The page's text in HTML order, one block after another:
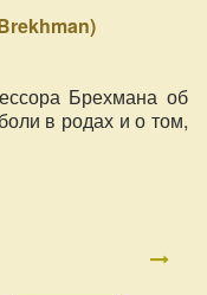
Брехмана об
в родах и о том,